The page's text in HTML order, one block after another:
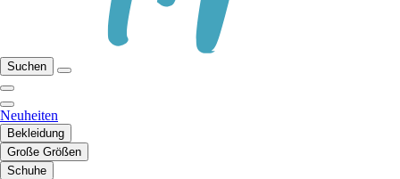
Suchen
Neuheiten
Bekleidung
Große Größen
Schuhe